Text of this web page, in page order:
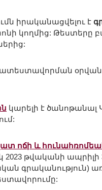
իրակա­նացվելու է
կողմից: Թեստերը
կարելի է
ոճի և
2023 թվականի ապրիլի
գրականություն)